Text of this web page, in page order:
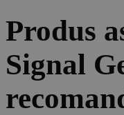
Produs
Signal